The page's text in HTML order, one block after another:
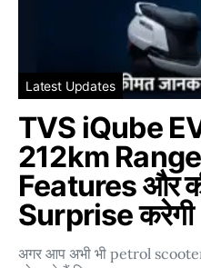
Latest Updates
TVS iQube
212km
Features और
Surprise करेगी
अगर आप अभी भी petrol